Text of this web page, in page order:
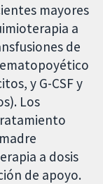
mayores
a
de
y G-CSF y
Los
a dosis
de apoyo.